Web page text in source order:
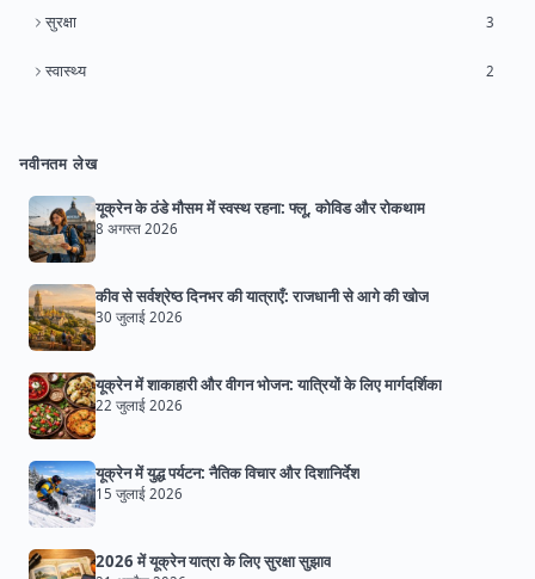
सुरक्षा 3
स्वास्थ्य 2
नवीनतम लेख
यूक्रेन के ठंडे मौसम में स्वस्थ रहना: फ्लू, कोविड और रोकथाम
8 अगस्त 2026
कीव से सर्वश्रेष्ठ दिनभर की यात्राएँ: राजधानी से आगे की खोज
30 जुलाई 2026
यूक्रेन में शाकाहारी और वीगन भोजन: यात्रियों के लिए मार्गदर्शिका
22 जुलाई 2026
यूक्रेन में युद्ध पर्यटन: नैतिक विचार और दिशानिर्देश
15 जुलाई 2026
2026 में यूक्रेन यात्रा के लिए सुरक्षा सुझाव